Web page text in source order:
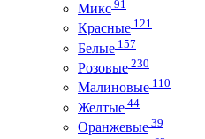
Микс 91
Красные 121
Белые 157
Розовые 230
Малиновые 110
Желтые 44
Оранжевые 39